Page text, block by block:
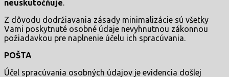
neuskutočňuje.
Z dôvodu dodržiavania zásady minimalizácie sú všetky
Vami poskytnuté osobné údaje nevyhnutnou zákonnou
požiadavkou pre naplnenie účelu ich spracúvania.
POŠTA
Účel spracúvania osobných údajov je evidencia došlej